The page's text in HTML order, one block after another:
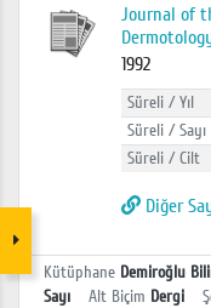
Journal of
1992
Süreli / Yıl
Süreli / Sayı
Süreli / Cilt
Diğer
Kütüphane Demiroğlu
Sayı
Alt Biçim Dergi